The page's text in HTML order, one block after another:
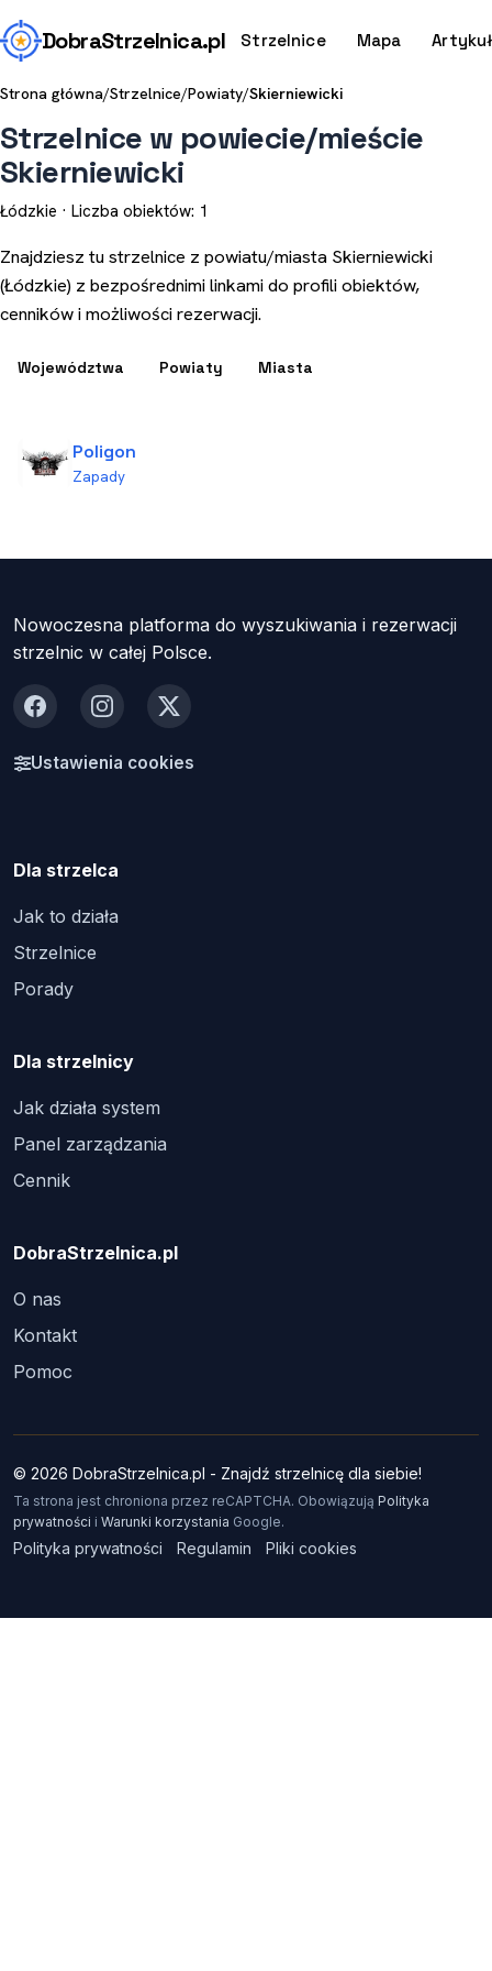
DobraStrzelnica.pl Strzelnice Mapa
Strona główna/Strzelnice/Powiaty/Skierniewicki
Strzelnice w powiecie/mieście
Skierniewicki
Łódzkie · Liczba obiektów: 1
Znajdziesz tu strzelnice z powiatu/miasta Skierniewicki
(Łódzkie) z bezpośrednimi linkami do profili obiektów,
cenników i możliwości rezerwacji.
Województwa Powiaty Miasta
Poligon
Zapady
Nowoczesna platforma do wyszukiwania i rezerwacji
strzelnic w całej Polsce.
FacebookInstagram
X
Ustawienia cookies
Dla strzelca
Jak to działa
Strzelnice
Porady
Dla strzelnicy
Jak działa system
Panel zarządzania
Cennik
DobraStrzelnica.pl
O nas
Kontakt
Pomoc
© 2026 DobraStrzelnica.pl - Znajdź strzelnicę dla siebie!
Ta strona jest chroniona przez reCAPTCHA. Obowiązują Polityka
prywatności i Warunki korzystania Google.
Polityka prywatności Regulamin Pliki cookies